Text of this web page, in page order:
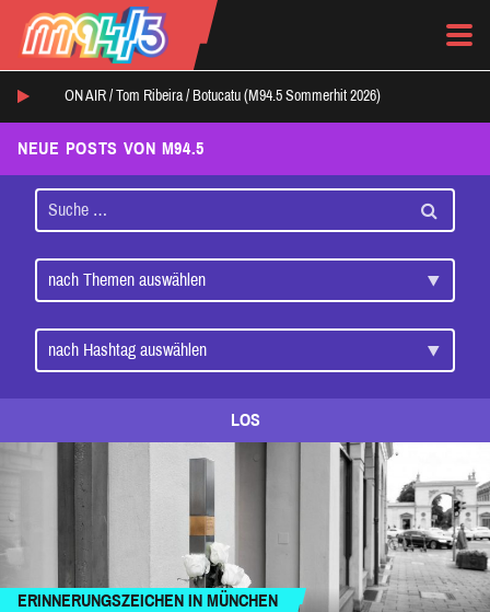
ON AIR / Tom Ribeira/ Botucatu (M94.5 Sommerhit 2026)
NEUE POSTS VON M94.5
LOS
ERINNERUNGSZEICHEN IN MÜNCHEN